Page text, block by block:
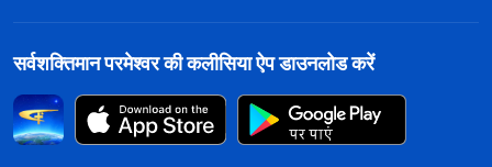
सर्वशक्तिमान परमेश्वर की कलीसिया ऐप डाउनलोड करें